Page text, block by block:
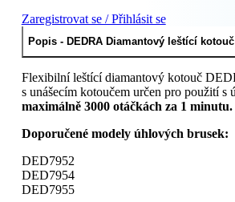
Zaregistrovat se / Přihlásit se
Popis - DEDRA Diamantový leštící
Flexibilní leštící diamantový kotouč
s unášecím kotoučem určen pro použití
maximálně 3000 otáčkách za 1 minutu.
Doporučené modely úhlových brusek:
DED7952
DED7954
DED7955